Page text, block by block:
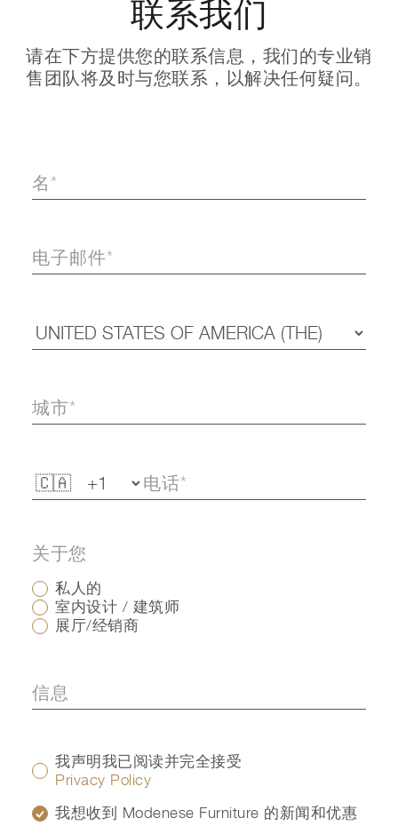
联系我们
请在下方提供您的联系信息，我们的专业销
售团队将及时与您联系，以解决任何疑问。
关于您
私人的
室内设计 / 建筑师
展厅/经销商
我声明我已阅读并完全接受
Privacy Policy
我想收到 Modenese Furniture 的新闻和优惠